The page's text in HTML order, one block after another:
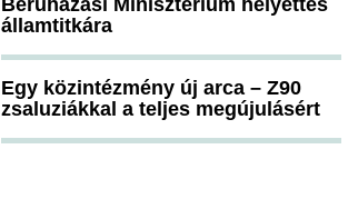
államtitkára
Egy közintézmény új arca – Z90
zsaluziákkal a teljes megújulásért